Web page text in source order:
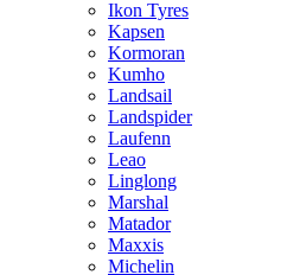
Ikon Tyres
Kapsen
Kormoran
Kumho
Landsail
Landspider
Laufenn
Leao
Linglong
Marshal
Matador
Maxxis
Michelin